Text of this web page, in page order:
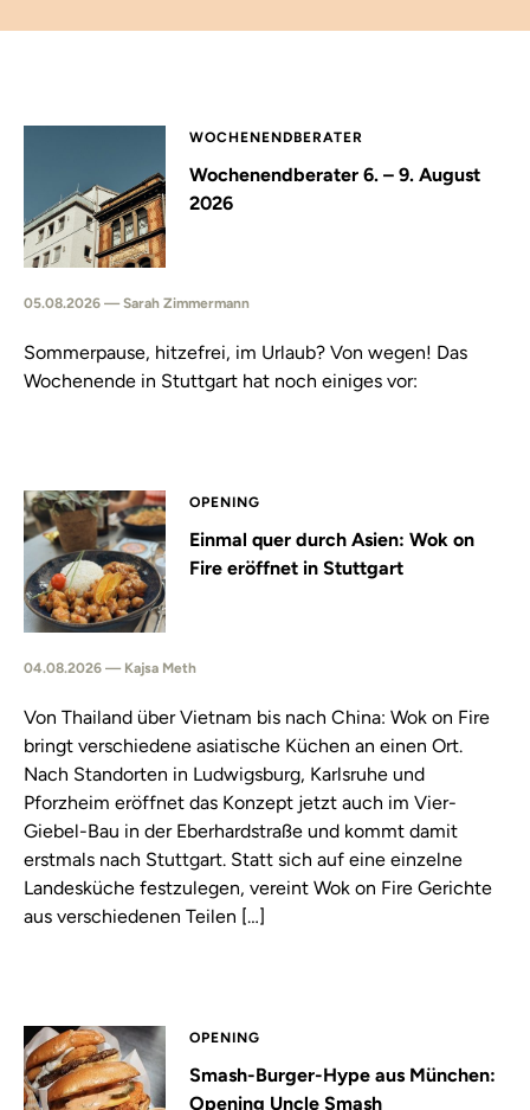
WOCHENENDBERATER
Wochenendberater 6. – 9. August
2026
05.08.2026 — Sarah Zimmermann
Sommerpause, hitzefrei, im Urlaub? Von wegen! Das
Wochenende in Stuttgart hat noch einiges vor:
OPENING
Einmal quer durch Asien: Wok on
Fire eröffnet in Stuttgart
04.08.2026 — Kajsa Meth
Von Thailand über Vietnam bis nach China: Wok on Fire
bringt verschiedene asiatische Küchen an einen Ort.
Nach Standorten in Ludwigsburg, Karlsruhe und
Pforzheim eröffnet das Konzept jetzt auch im Vier-
Giebel-Bau in der Eberhardstraße und kommt damit
erstmals nach Stuttgart. Statt sich auf eine einzelne
Landesküche festzulegen, vereint Wok on Fire Gerichte
aus verschiedenen Teilen […]
OPENING
Smash-Burger-Hype aus München:
Opening Uncle Smash